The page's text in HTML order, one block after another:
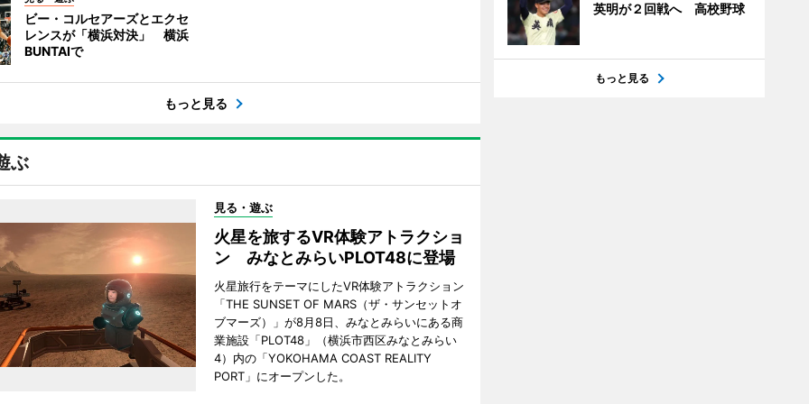
ビー・コルセアーズとエクセ
レンスが「横浜対決」 横浜
BUNTAIで
もっと見る
ぶ
見る・遊ぶ
火星を旅するVR体験アトラクショ
ン みなとみらいPLOT48に登場
火星旅行をテーマにしたVR体験アトラクション
「THE SUNSET OF MARS（ザ・サンセットオ
ブマーズ）」が8月8日、みなとみらいにある商
業施設「PLOT48」（横浜市西区みなとみらい
4）内の「YOKOHAMA COAST REALITY
PORT」にオープンした。
英明が２回戦へ 高校野球
もっと見る